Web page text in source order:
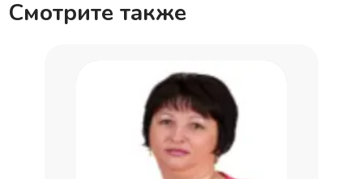
Андрей
Смотрите также